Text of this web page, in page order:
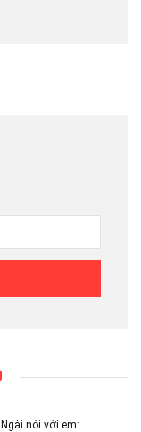
nói với em: